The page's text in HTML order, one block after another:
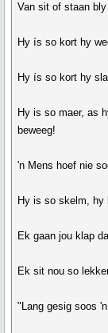
Van sit of staan
Hy ís so kort hy
Hy ís so kort hy
Hy is so maer, as
beweeg!
'n Mens hoef nie
Hy is so skelm, hy
Ek gaan jou klap
Ek sit nou so
"Lang gesig soos